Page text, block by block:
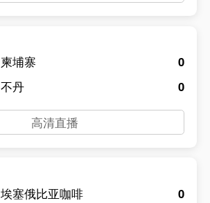
柬埔寨
不丹
0
0
高清直播
埃塞俄比亚咖啡
0